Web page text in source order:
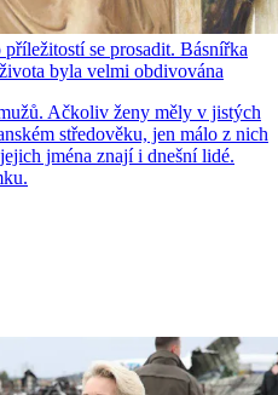
se prosadit. Básnířka
byla velmi obdivována
Ačkoliv ženy měly v jistých
středověku, jen málo z nich
jména znají i dnešní lidé.